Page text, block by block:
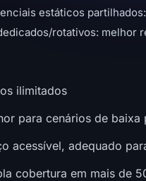
estáticos
rotativos: melhor
ilimitados
para cenários de baixa
acessível, adequado
cobertura em mais de